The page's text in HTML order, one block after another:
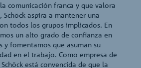
comunicación franca y que valora
aspira a mantener una
todos los grupos implicados. En
un alto grado de confianza en
y fomentamos que asuman su
en el trabajo. Como empresa de
está convencida de que la